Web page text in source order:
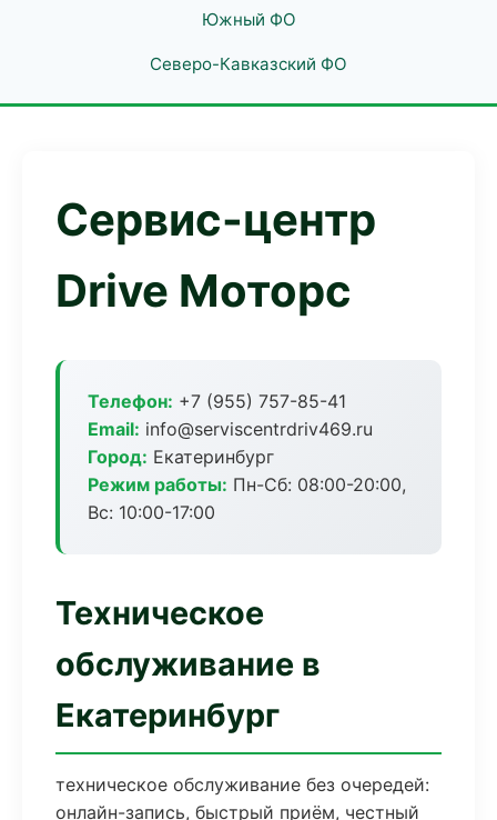
Южный ФО
Северо-Кавказский ФО
Сервис-центр
Drive Моторс
Телефон: +7 (955) 757-85-41
Email: info@serviscentrdriv469.ru
Город: Екатеринбург
Режим работы: Пн-Сб: 08:00-20:00,
Вс: 10:00-17:00
Техническое
обслуживание в
Екатеринбург
техническое обслуживание без очередей:
онлайн-запись, быстрый приём, честный